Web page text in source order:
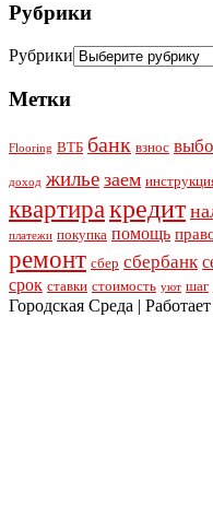
Рубрики
Рубрики
Метки
Flooring ВТБ банк взнос
доход жилье заем
квартиракредит
платежи покупка помощь
ремонт сбер сбербанк
срок ставки стоимость уют шаг
Городская Среда |